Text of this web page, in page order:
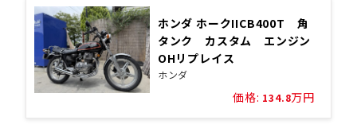
ホンダ ホークIICB400T 角
タンク カスタム エンジン
OHリプレイス
ホンダ
価格: 134.8万円